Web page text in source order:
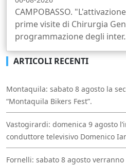
CAMPOBASSO.
prime visite di Chirurgia
programmazione degli
ARTICOLI RECENTI
Montaquila: sabato 8 agosto la
“Montaquila Bikers Fest”.
Vastogirardi: domenica 9 agosto
conduttore televisivo Domenico
Fornelli: sabato 8 agosto